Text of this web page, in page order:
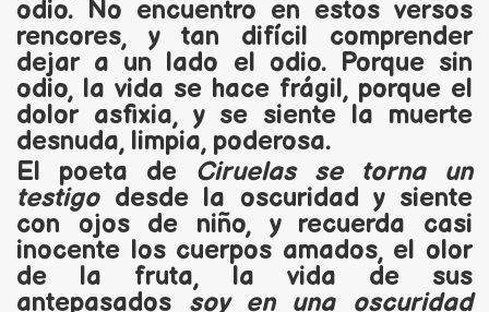
odio. No encuentro en estos versos
rencores, y tan difícil comprender
dejar a un lado el odio. Porque sin
odio, la vida se hace frágil, porque el
dolor asfixia, y se siente la muerte
desnuda, limpia, poderosa.
El poeta de Ciruelas se torna un
testigodesde la oscuridad y siente
con ojos de niño, y recuerda casi
inocente los cuerpos amados, el olor
de la fruta, la vida de sus
antepasados soy en una oscuridad